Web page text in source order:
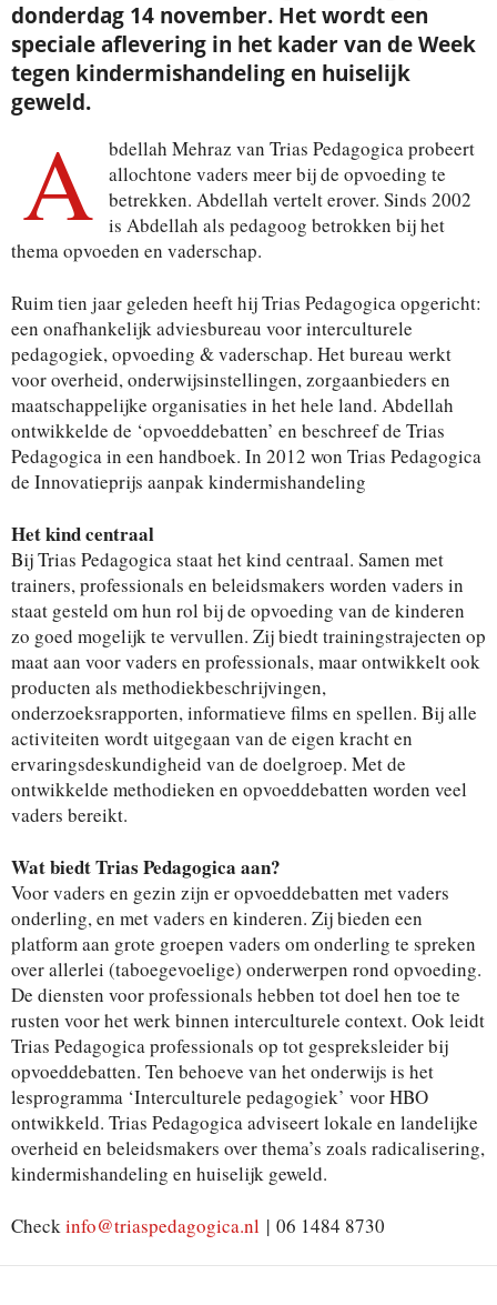
donderdag 14 november. Het wordt een
speciale aflevering in het kader van de Week
tegen kindermishandeling en huiselijk
geweld.
A
bdellah Mehraz van Trias Pedagogica probeert
allochtone vaders meer bij de opvoeding te
betrekken. Abdellah vertelt erover. Sinds 2002
is Abdellah als pedagoog betrokken bij het
thema opvoeden en vaderschap.
Ruim tien jaar geleden heeft hij Trias Pedagogica opgericht:
een onafhankelijk adviesbureau voor interculturele
pedagogiek, opvoeding & vaderschap. Het bureau werkt
voor overheid, onderwijsinstellingen, zorgaanbieders en
maatschappelijke organisaties in het hele land. Abdellah
ontwikkelde de ‘opvoeddebatten’ en beschreef de Trias
Pedagogica in een handboek. In 2012 won Trias Pedagogica
de Innovatieprijs aanpak kindermishandeling
Het kind centraal
Bij Trias Pedagogica staat het kind centraal. Samen met
trainers, professionals en beleidsmakers worden vaders in
staat gesteld om hun rol bij de opvoeding van de kinderen
zo goed mogelijk te vervullen. Zij biedt trainingstrajecten op
maat aan voor vaders en professionals, maar ontwikkelt ook
producten als methodiekbeschrijvingen,
onderzoeksrapporten, informatieve films en spellen. Bij alle
activiteiten wordt uitgegaan van de eigen kracht en
ervaringsdeskundigheid van de doelgroep. Met de
ontwikkelde methodieken en opvoeddebatten worden veel
vaders bereikt.
Wat biedt Trias Pedagogica aan?
Voor vaders en gezin zijn er opvoeddebatten met vaders
onderling, en met vaders en kinderen. Zij bieden een
platform aan grote groepen vaders om onderling te spreken
over allerlei (taboegevoelige) onderwerpen rond opvoeding.
De diensten voor professionals hebben tot doel hen toe te
rusten voor het werk binnen interculturele context. Ook leidt
Trias Pedagogica professionals op tot gespreksleider bij
opvoeddebatten. Ten behoeve van het onderwijs is het
lesprogramma ‘Interculturele pedagogiek’ voor HBO
ontwikkeld. Trias Pedagogica adviseert lokale en landelijke
overheid en beleidsmakers over thema’s zoals radicalisering,
kindermishandeling en huiselijk geweld.
Checkinfo@triaspedagogica.nl | 06 1484 8730